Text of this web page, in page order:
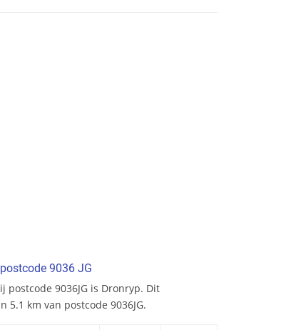
9036 JG
9036JG is Dronryp. Dit
km van postcode 9036JG.